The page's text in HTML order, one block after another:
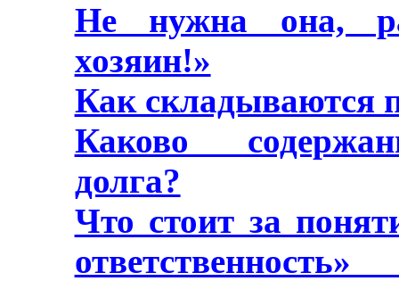
Не нужна она,
хозяин!»
Как складываются
Каково
долга?
Что стоит за